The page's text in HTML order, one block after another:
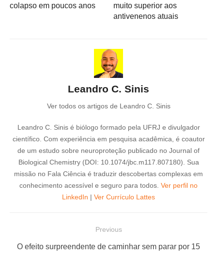
colapso em poucos anos
muito superior aos
antivenenos atuais
Leandro C. Sinis
Ver todos os artigos de Leandro C. Sinis
Leandro C. Sinis é biólogo formado pela UFRJ e divulgador
científico. Com experiência em pesquisa acadêmica, é coautor
de um estudo sobre neuroproteção publicado no Journal of
Biological Chemistry (DOI: 10.1074/jbc.m117.807180). Sua
missão no Fala Ciência é traduzir descobertas complexas em
conhecimento acessível e seguro para todos. Ver perfil no
LinkedIn | Ver Currículo Lattes
Previous
P
O efeito surpreendente de caminhar sem parar por 15